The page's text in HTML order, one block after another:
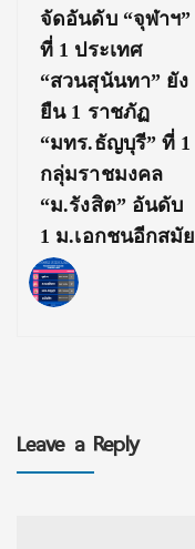
จัดอันดับ “จุฬาฯ”
ที่ 1 ประเทศ
“สวนสุนันทา” ยัง
ยืน 1 ราชภัฏ
“มทร.ธัญบุรี” ที่ 1
กลุ่มราชมงคล
“ม.รังสิต” อันดับ
1 ม.เอกชนอีกสมัย
Leave a Reply